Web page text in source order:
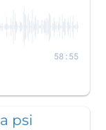
58:55
psi